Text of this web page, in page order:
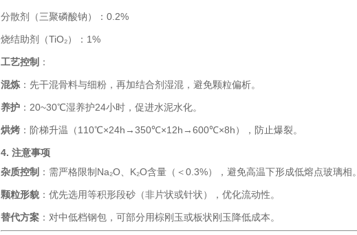
分散剂（三聚磷酸钠）：0.2%
烧结助剂（TiO₂）：1%
工艺控制 ：
混炼 ：先干混骨料与细粉，再加结合剂湿混，避免颗粒偏析。
养护 ：20~30℃湿养护24小时，促进水泥水化。
烘烤 ：阶梯升温（110℃×24h→350℃×12h→600℃×8h），防止爆裂。
4. 注意事项
杂质控制 ：需严格限制Na₂O、K₂O含量（＜0.3%），避免高温下形成低熔点玻璃相。
颗粒形貌 ：优先选用等积形段砂（非片状或针状），优化流动性。
替代方案 ：对中低档钢包，可部分用棕刚玉或板状刚玉降低成本。